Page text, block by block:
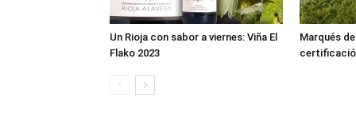
Un Rioja con sabor a viernes: Viña El
Flako 2023
Marqués